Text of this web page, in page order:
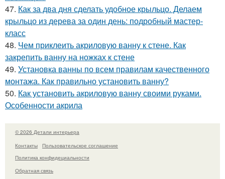
47. Как за два дня сделать удобное крыльцо. Делаем
крыльцо из дерева за один день: подробный мастер-
класс
48. Чем приклеить акриловую ванну к стене. Как
закрепить ванну на ножках к стене
49. Установка ванны по всем правилам качественного
монтажа. Как правильно установить ванну?
50. Как установить акриловую ванну своими руками.
Особенности акрила
© 2026 Детали интерьера
Контакты
Пользовательское соглашение
Политика конфидециальности
Обратная связь